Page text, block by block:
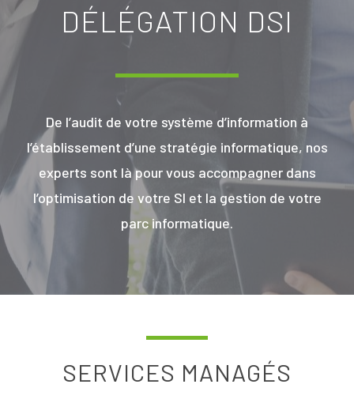
DÉLÉGATION DSI
De l’audit de votre système d’information à
l’établissement d’une stratégie informatique, nos
experts sont là pour vous accompagner dans
l’optimisation de votre SI et la gestion de votre
parc informatique.
SERVICES MANAGÉS